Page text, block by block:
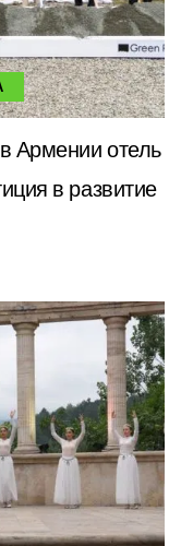
Армении отель
в развитие